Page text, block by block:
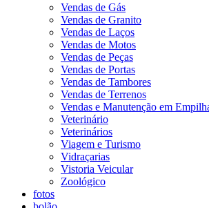
Vendas de Gás
Vendas de Granito
Vendas de Laços
Vendas de Motos
Vendas de Peças
Vendas de Portas
Vendas de Tambores
Vendas de Terrenos
Vendas e Manutenção em
Veterinário
Veterinários
Viagem e Turismo
Vidraçarias
Vistoria Veicular
Zoológico
fotos